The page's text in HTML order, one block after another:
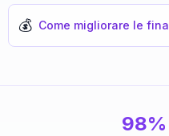
💰 Come migliorare le
98%